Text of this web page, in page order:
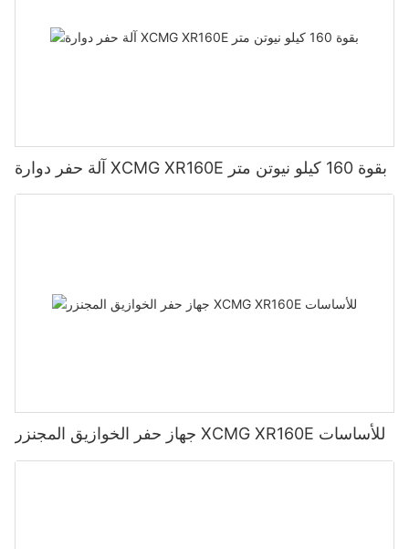
آلة حفر دوارة XCMG XR160E بقوة 160 كيلو نيوتن متر
جهاز حفر الخوازيق المجنزر XCMG XR160E للأساسات